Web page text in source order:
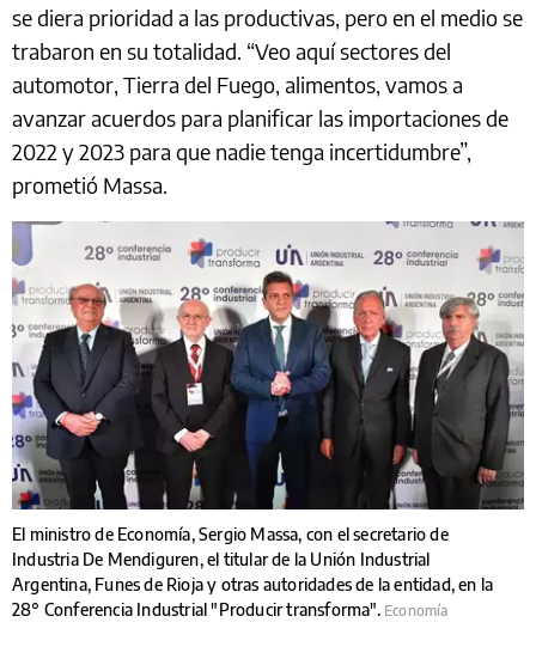
se diera prioridad a las productivas, pero en el medio se
trabaron en su totalidad. “Veo aquí sectores del
automotor, Tierra del Fuego, alimentos, vamos a
avanzar acuerdos para planificar las importaciones de
2022 y 2023 para que nadie tenga incertidumbre”,
prometió Massa.
El ministro de Economía, Sergio Massa, con el secretario de
Industria De Mendiguren, el titular de la Unión Industrial
Argentina, Funes de Rioja y otras autoridades de la entidad, en la
28° Conferencia Industrial "Producir transforma". Economía